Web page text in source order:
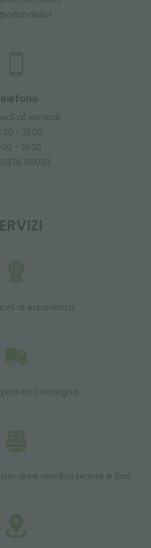
al venerdì
- 13:00
- 18:30
960311
di esperienza
consegna
aree vendita piante e fiori